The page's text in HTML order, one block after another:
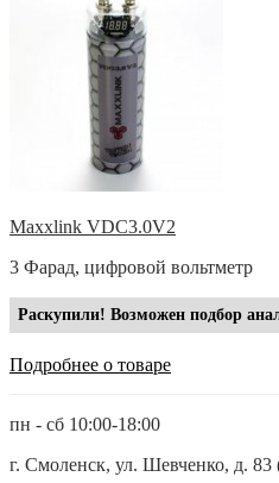
Maxxlink VDC3.0V2
3 Фарад, цифровой вольтметр
Раскупили! Возможен подбор
Подробнее о товаре
пн - сб 10:00-18:00
г. Смоленск, ул. Шевченко, д.